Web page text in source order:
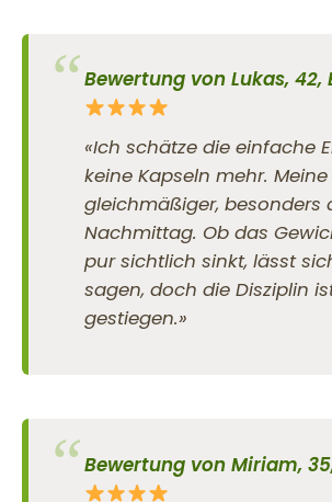
Bewertung von Lukas, 42,
«Ich schätze die einfache
keine Kapseln mehr.
gleichmäßiger, besonders
Nachmittag. Ob das
pur sichtlich sinkt, lässt
sagen, doch die Disziplin
gestiegen.»
Bewertung von Miriam,